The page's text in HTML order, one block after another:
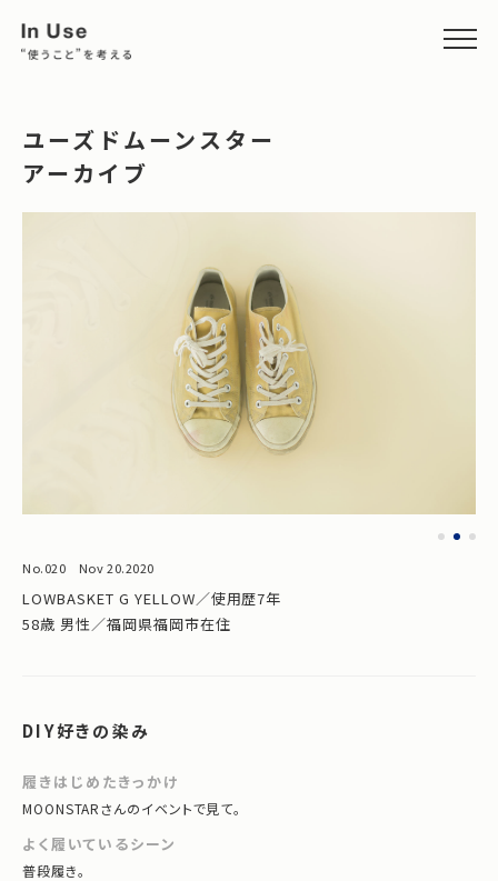
ユーズドムーンスター
アーカイブ
No.020 Nov 20.2020
LOWBASKET G YELLOW／使用歴7年
58歳 男性／福岡県福岡市在住
DIY好きの染み
履きはじめたきっかけ
MOONSTARさんのイベントで見て。
よく履いているシーン
普段履き。